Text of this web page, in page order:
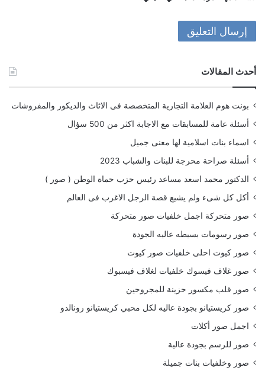
أحدث المقالات
بونت هوم العلامة التجارية المتخصصة فى الاثاث والديكور والمفروشات
أسئلة عامة للمسابقات مع الاجابة اكثر من 500 سؤال
اسماء بنات اسلامية لها معنى جميل
أسئلة صراحة محرجة للبنات والشباب 2023
الدكتور محمد اسعد مساعد رئيس حزب حماة الوطن ( صور )
أكل كل شىء ولم يشبع قصة الرجل الاغرب فى العالم
صور متحركة اجمل خلفيات صور متحركة
صور رسومات بسيطه عاليه الجودة
صور كيوت احلى خلفيات صور كيوت
صور غلاف فيسوك خلفيات لغلاف فيسبوك
صور قلب مكسور حزينة للمجروحين
صور كريستيانو بجودة عاليه لكل محبي كريستيانو رونالدو
اجمل صور أكلات
صور للرسم بجودة عالية
صور وخلفيات بنات جميلة